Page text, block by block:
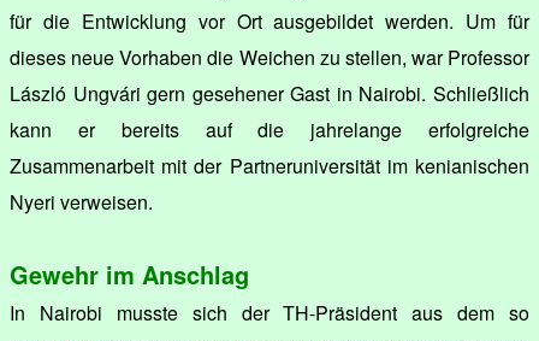
für die Entwicklung vor Ort ausgebildet werden. Um für
dieses neue Vorhaben die Weichen zu stellen, war Professor
László Ungvári gern gesehener Gast in Nairobi. Schließlich
kann er bereits auf die jahrelange erfolgreiche
Zusammenarbeit mit der Partneruniversität im kenianischen
Nyeri verweisen.
Gewehr im Anschlag
In Nairobi musste sich der TH-Präsident aus dem so